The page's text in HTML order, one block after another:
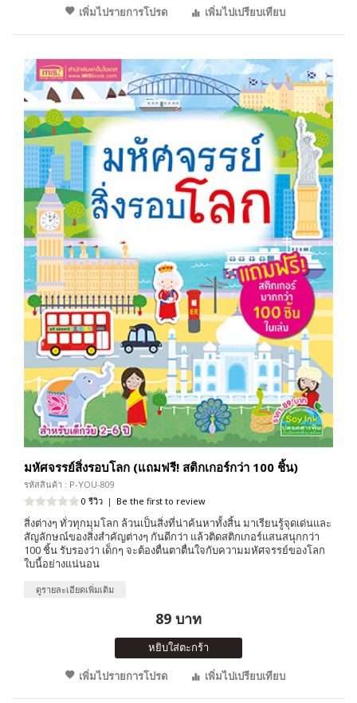
เพิ่มไปรายการโปรด
เพิ่มไปเปรียบเทียบ
มหัศจรรย์สิ่งรอบโลก (แถมฟรี! สติกเกอร์กว่า 100 ชิ้น)
รหัสสินค้า : P-YOU-809
0 รีวิว | Be the first to review
สิ่งต่างๆ ทั่วทุกมุมโลก ล้วนเป็นสิ่งที่น่าค้นหาทั้งสิ้น มาเรียนรู้จุดเด่นและ
สัญลักษณ์ของสิ่งสำคัญต่างๆ กันดีกว่า แล้วติดสติกเกอร์แสนสนุกกว่า
100 ชิ้น รับรองว่า เด็กๆ จะต้องตื่นตาตื่นใจกับความมหัศจรรย์ของโลก
ใบนี้อย่างแน่นอน
ดูรายละเอียดเพิ่มเติม
89 บาท
หยิบใส่ตะกร้า
เพิ่มไปรายการโปรด
เพิ่มไปเปรียบเทียบ